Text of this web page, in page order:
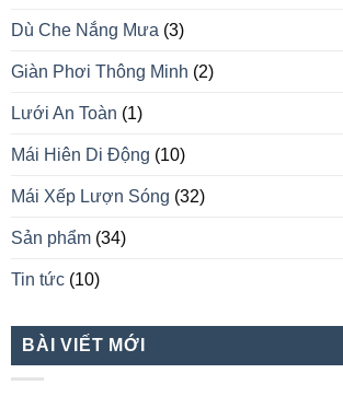
Dù Che Nắng Mưa (3)
Giàn Phơi Thông Minh (2)
Lưới An Toàn (1)
Mái Hiên Di Động (10)
Mái Xếp Lượn Sóng (32)
Sản phẩm (34)
Tin tức (10)
BÀI VIẾT MỚI